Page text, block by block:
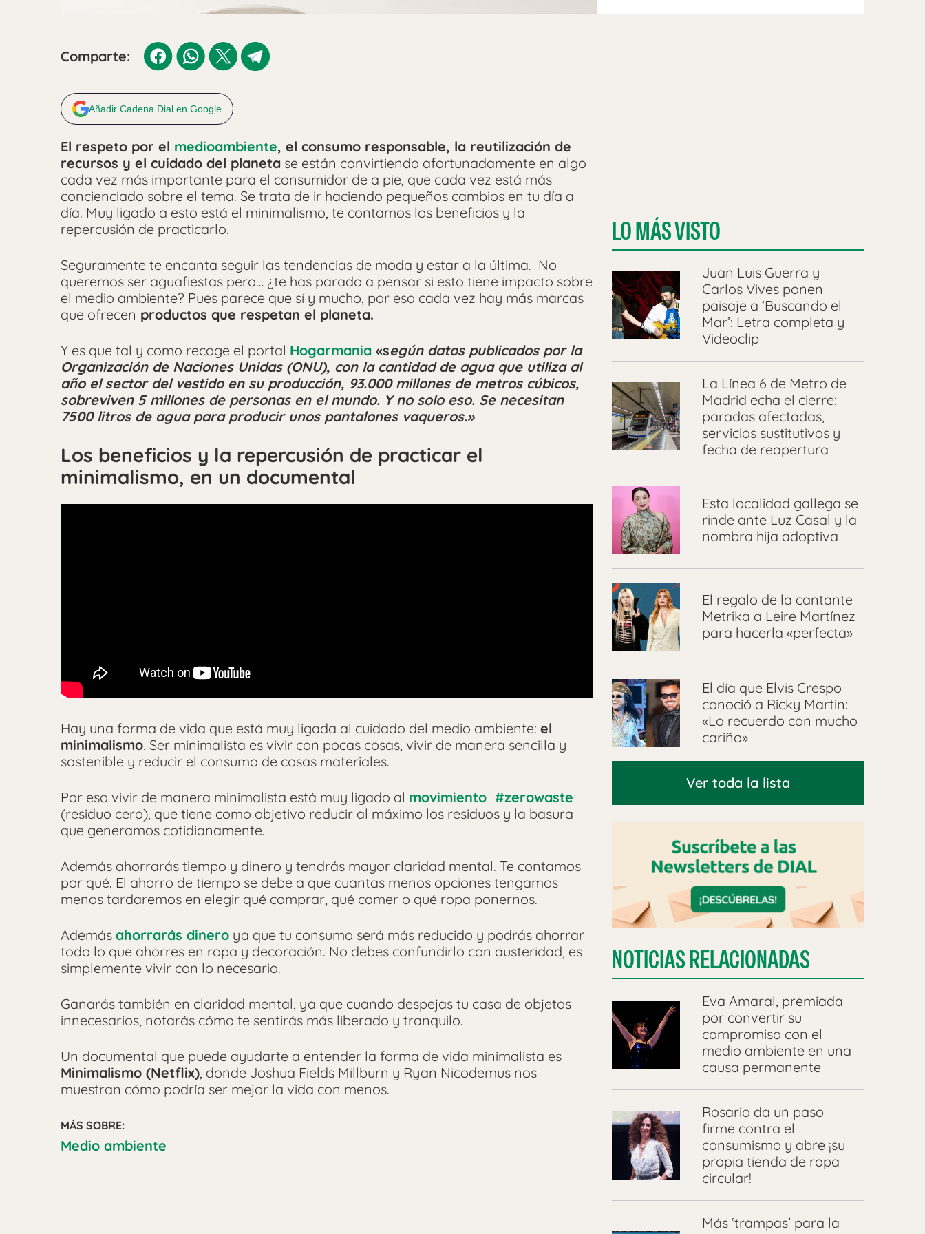
Comparte:
Añadir Cadena Dial en Google
El respeto por el medioambiente, el consumo responsable, la reutilización de
recursos y el cuidado del planeta se están convirtiendo afortunadamente en algo
cada vez más importante para el consumidor de a pie, que cada vez está más
concienciado sobre el tema. Se trata de ir haciendo pequeños cambios en tu día a
día. Muy ligado a esto está el minimalismo, te contamos los beneficios y la
repercusión de practicarlo.
Seguramente te encanta seguir las tendencias de moda y estar a la última. No
queremos ser aguafiestas pero… ¿te has parado a pensar si esto tiene impacto sobre
el medio ambiente? Pues parece que sí y mucho, por eso cada vez hay más marcas
que ofrecen productos que respetan el planeta.
Y es que tal y como recoge el portal Hogarmania «según datos publicados por la
Organización de Naciones Unidas (ONU), con la cantidad de agua que utiliza al
año el sector del vestido en su producción, 93.000 millones de metros cúbicos,
sobreviven 5 millones de personas en el mundo. Y no solo eso. Se necesitan
7500 litros de agua para producir unos pantalones vaqueros.»
Los beneficios y la repercusión de practicar el
minimalismo, en un documental
Hay una forma de vida que está muy ligada al cuidado del medio ambiente: el
minimalismo. Ser minimalista es vivir con pocas cosas, vivir de manera sencilla y
sostenible y reducir el consumo de cosas materiales.
Por eso vivir de manera minimalista está muy ligado al movimiento #zerowaste
(residuo cero), que tiene como objetivo reducir al máximo los residuos y la basura
que generamos cotidianamente.
Además ahorrarás tiempo y dinero y tendrás mayor claridad mental. Te contamos
por qué. El ahorro de tiempo se debe a que cuantas menos opciones tengamos
menos tardaremos en elegir qué comprar, qué comer o qué ropa ponernos.
Además ahorrarás dinero ya que tu consumo será más reducido y podrás ahorrar
todo lo que ahorres en ropa y decoración. No debes confundirlo con austeridad, es
simplemente vivir con lo necesario.
Ganarás también en claridad mental, ya que cuando despejas tu casa de objetos
innecesarios, notarás cómo te sentirás más liberado y tranquilo.
Un documental que puede ayudarte a entender la forma de vida minimalista es
Minimalismo (Netflix), donde Joshua Fields Millburn y Ryan Nicodemus nos
muestran cómo podría ser mejor la vida con menos.
MÁS SOBRE:
Medio ambiente
LO MÁS VISTO
Juan Luis Guerra y
Carlos Vives ponen
paisaje a ‘Buscando el
Mar’: Letra completa y
Videoclip
La Línea 6 de Metro de
Madrid echa el cierre:
paradas afectadas,
servicios sustitutivos y
fecha de reapertura
Esta localidad gallega se
rinde ante Luz Casal y la
nombra hija adoptiva
El regalo de la cantante
Metrika a Leire Martínez
para hacerla «perfecta»
El día que Elvis Crespo
conoció a Ricky Martin:
«Lo recuerdo con mucho
cariño»
Ver toda la lista
NOTICIAS RELACIONADAS
Eva Amaral, premiada
por convertir su
compromiso con el
medio ambiente en una
causa permanente
Rosario da un paso
firme contra el
consumismo y abre ¡su
propia tienda de ropa
circular!
Más ‘trampas’ para la